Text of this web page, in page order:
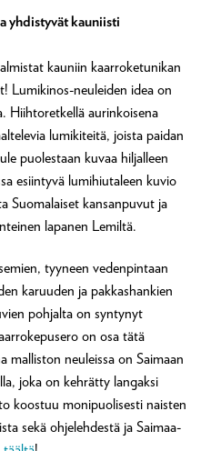
yhdistyvät kauniisti
kauniin kaarroketunikan
Lumikinos-neuleiden idea on
Hiihtoretkellä aurinkoisena
lumikiteitä, joista paidan
puolestaan kuvaa hiljalleen
esiintyvä lumihiutaleen kuvio
Suomalaiset kansanpuvut ja
lapanen Lemiltä.
tyyneen vedenpintaan
karuuden ja pakkashankien
pohjalta on syntynyt
on osa tätä
malliston neuleissa on Saimaan
joka on kehrätty langaksi
koostuu monipuolisesti naisten
sekä ohjelehdestä ja Saimaa-